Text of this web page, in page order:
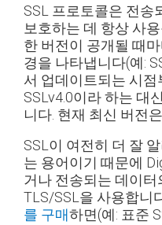
SSL 프로토콜은 전송
보호하는 데 항상 사
한 버전이 공개될 때
경을 나타냅니다(예:
서 업데이트되는 시
SSLv4.0이라 하는 대
니다. 현재 최신 버전
SSL이 여전히 더 잘
는 용어이기 때문에
거나 전송되는 데이
TLS/SSL을 사용합니
를 구매하면(예: 표준